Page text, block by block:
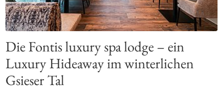
Die Fontis luxury spa lodge – ein
Luxury Hideaway im winterlichen
Gsieser Tal